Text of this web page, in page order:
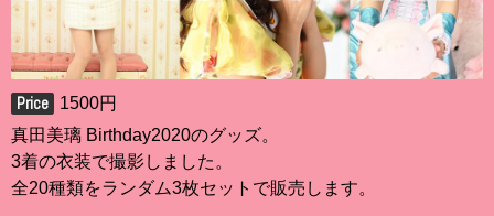
1500円
真田美璃 Birthday2020のグッズ。
3着の衣装で撮影しました。
全20種類をランダム3枚セットで販売します。